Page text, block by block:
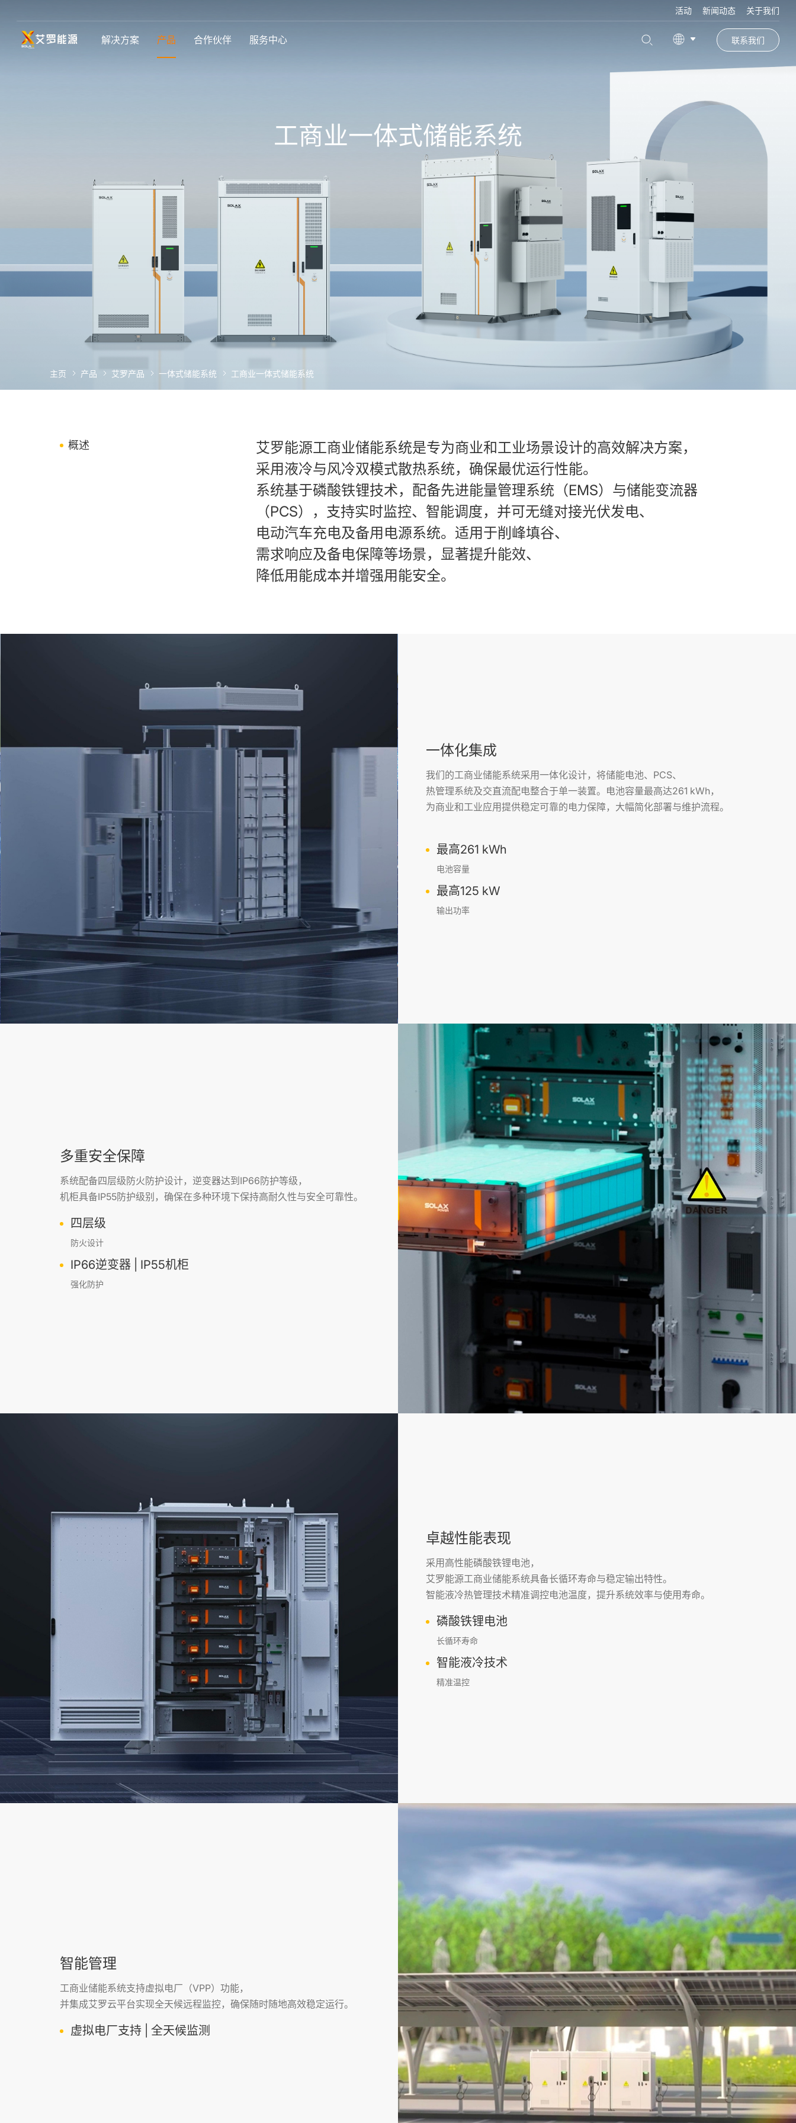
活动 新闻动态 关于我们
解决方案 产品 合作伙伴 服务中心 联系我们
工商业一体式储能系统
主页 产品 艾罗产品 一体式储能系统 工商业一体式储能系统
概述
艾罗能源工商业储能系统是专为商业和工业场景设计的高效解决方案，
采用液冷与风冷双模式散热系统，确保最优运行性能。
系统基于磷酸铁锂技术，配备先进能量管理系统（EMS）与储能变流器
（PCS），支持实时监控、智能调度，并可无缝对接光伏发电、
电动汽车充电及备用电源系统。适用于削峰填谷、
需求响应及备电保障等场景，显著提升能效、
降低用能成本并增强用能安全。
一体化集成
我们的工商业储能系统采用一体化设计，将储能电池、PCS、
热管理系统及交直流配电整合于单一装置。电池容量最高达261 kWh，
为商业和工业应用提供稳定可靠的电力保障，大幅简化部署与维护流程。
最高261 kWh
电池容量
最高125 kW
输出功率
多重安全保障
系统配备四层级防火防护设计，逆变器达到IP66防护等级，
机柜具备IP55防护级别，确保在多种环境下保持高耐久性与安全可靠性。
四层级
防火设计
IP66逆变器 | IP55机柜
强化防护
卓越性能表现
采用高性能磷酸铁锂电池，
艾罗能源工商业储能系统具备长循环寿命与稳定输出特性。
智能液冷热管理技术精准调控电池温度，提升系统效率与使用寿命。
磷酸铁锂电池
长循环寿命
智能液冷技术
精准温控
智能管理
工商业储能系统支持虚拟电厂（VPP）功能，
并集成艾罗云平台实现全天候远程监控，确保随时随地高效稳定运行。
虚拟电厂支持 | 全天候监测